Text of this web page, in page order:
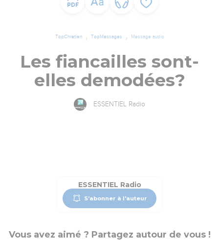
TopChrétien TopMessages Message audio
Les fiancailles sont-
elles demodées?
ESSENTIEL Radio
ESSENTIEL Radio
S'abonner à l'auteur
Vous avez aimé ? Partagez autour de vous !